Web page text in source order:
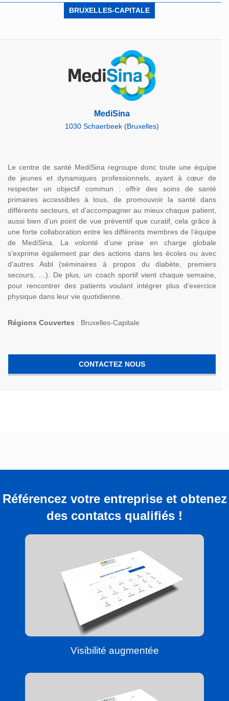
BRUXELLES-CAPITALE
MediSina
1030 Schaerbeek (Bruxelles)
Le centre de santé MediSina regroupe donc toute une équipe
de jeunes et dynamiques professionnels, ayant à cœur de
respecter un objectif commun : offrir des soins de santé
primaires accessibles à tous, de promouvoir la santé dans
différents secteurs, et d’accompagner au mieux chaque patient,
aussi bien d’un point de vue préventif que curatif, cela grâce à
une forte collaboration entre les différents membres de l’équipe
de MediSina. La volonté d’une prise en charge globale
s’exprime également par des actions dans les écoles ou avec
d’autres Asbl (séminaires à propos du diabète, premiers
secours, …). De plus, un coach sportif vient chaque semaine,
pour rencontrer des patients voulant intégrer plus d’exercice
physique dans leur vie quotidienne.
Régions Couvertes : Bruxelles-Capitale
CONTACTEZ NOUS
Référencez votre entreprise et obtenez
des contatcs qualifiés !
Visibilité augmentée